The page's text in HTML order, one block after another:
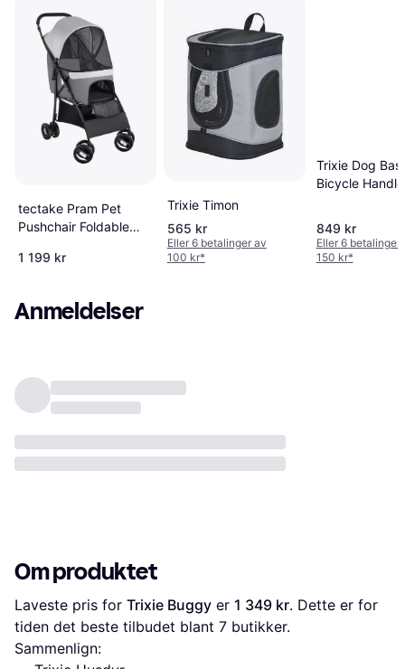
tectake Pram Pet
Pushchair Foldable
1 199 kr
Trixie Timon
565 kr
Eller 6 betalinger av
100 kr*
Trixie Dog
Bicycle
849 kr
Eller 6 betalinger
150 kr*
Anmeldelser
Om produktet
Laveste pris for Trixie Buggy er 1 349 kr. Dette er for
tiden det beste tilbudet blant 7 butikker.
Sammenlign: